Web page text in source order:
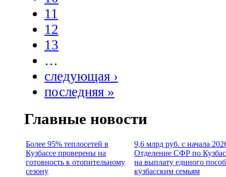
11
12
13
…
следующая ›
последняя »
Главные новости
Более 95% теплосетей в
Кузбассе проверены на
готовность к отопительному
сезону
9,6 млрд руб. с начала
Отделение СФР по
на выплату единого
кузбасским семьям